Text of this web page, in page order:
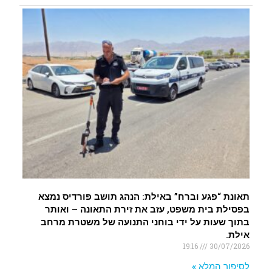
תאונת “פגע וברח” באילת: הנהג תושב פורדיס נמצא
בפסילת בית משפט, עזב את זירת התאונה – ואותר
בתוך שעות על ידי בוחני התנועה של משטרת מרחב
אילת.
30/07/2026
19:16
לסיפור המלא »